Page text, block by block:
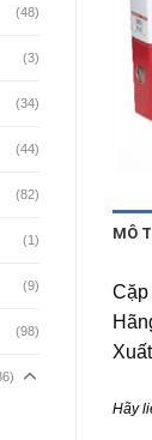
(48)
(3)
(34)
(44)
(82)
(1)
(9)
(98)
MÔ
Cặp
Hãy